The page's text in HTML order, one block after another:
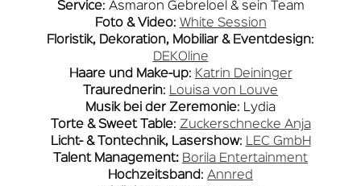
Service: Asmaron Gebreloel & sein Team
Foto & Video: White Session
Floristik, Dekoration, Mobiliar & Eventdesign:
DEKOline
Haare und Make-up: Katrin Deininger
Traurednerin: Louisa von Louve
Musik bei der Zeremonie: Lydia
Torte & Sweet Table: Zuckerschnecke Anja
Licht- & Tontechnik, Lasershow: LEC GmbH
Talent Management: Borila Entertainment
Hochzeitsband : Annred